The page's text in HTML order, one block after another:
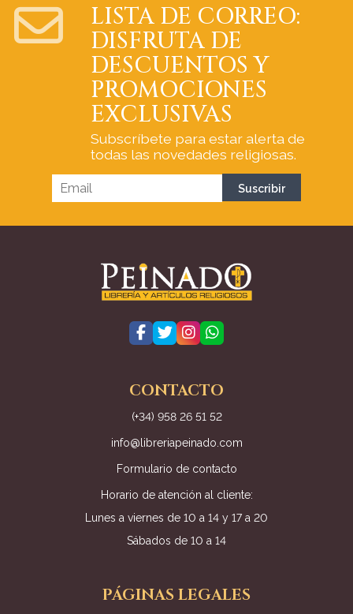
LISTA DE CORREO:
DISFRUTA DE
DESCUENTOS Y
PROMOCIONES
EXCLUSIVAS
Subscríbete para estar alerta de
todas las novedades religiosas.
CONTACTO
(+34) 958 26 51 52
info@libreriapeinado.com
Formulario de contacto
Horario de atención al cliente:
Lunes a viernes de 10 a 14 y 17 a 20
Sábados de 10 a 14
PÁGINAS LEGALES